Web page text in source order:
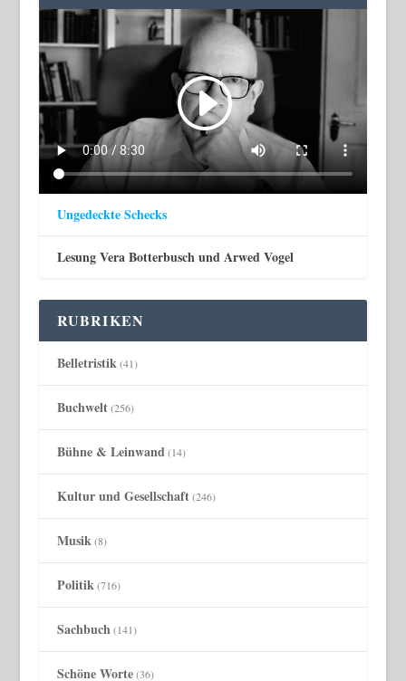
Ungedeckte Schecks
Lesung Vera Botterbusch und Arwed Vogel
RUBRIKEN
Belletristik(41)
Buchwelt(256)
Bühne & Leinwand(14)
Kultur und Gesellschaft(246)
Musik(8)
Politik(716)
Sachbuch(141)
Schöne Worte(36)